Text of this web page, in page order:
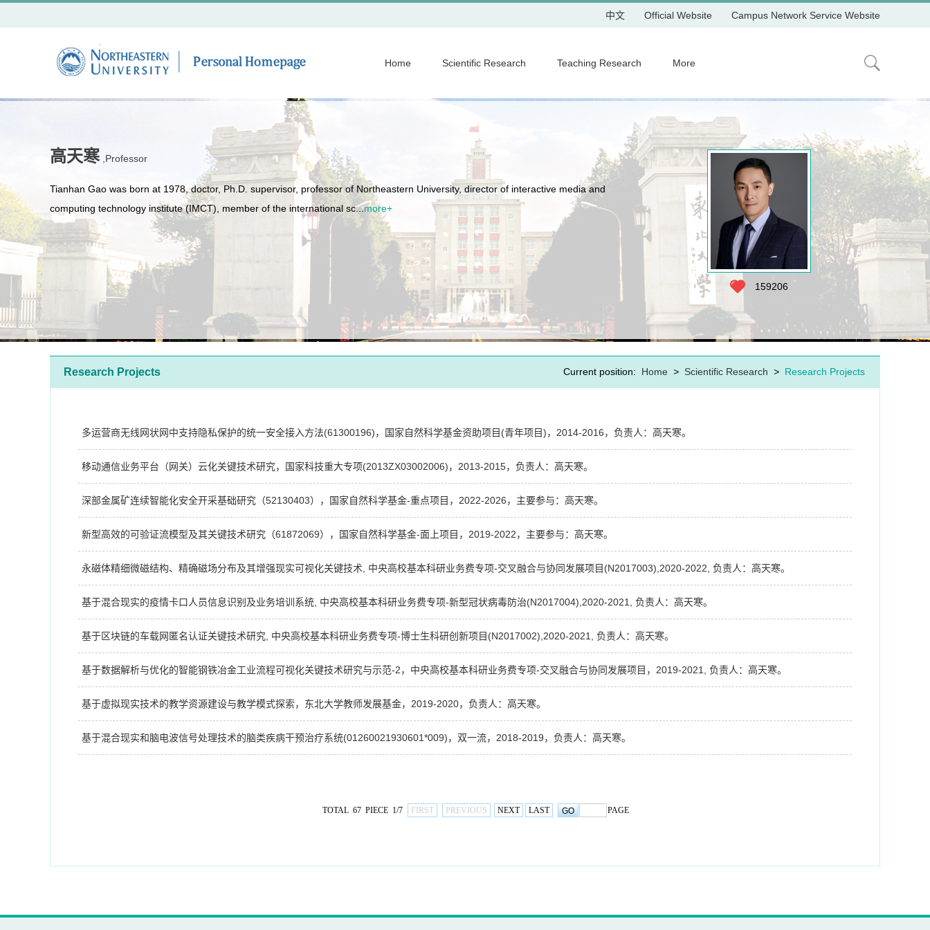
中文 Official Website Campus Network Service Website
Home Scientific Research Teaching Research More
高天寒 ,Professor
Tianhan Gao was born at 1978, doctor, Ph.D. supervisor, professor of Northeastern University, director of interactive media and
computing technology institute (IMCT), member of the international sc...more+
159206
Research Projects Current position: Home > Scientific Research > Research Projects
多运营商无线网状网中支持隐私保护的统一安全接入方法(61300196)，国家自然科学基金资助项目(青年项目)，2014-2016，负责人：高天寒。
移动通信业务平台（网关）云化关键技术研究，国家科技重大专项(2013ZX03002006)，2013-2015，负责人：高天寒。
深部金属矿连续智能化安全开采基础研究（52130403），国家自然科学基金-重点项目，2022-2026，主要参与：高天寒。
新型高效的可验证流模型及其关键技术研究（61872069），国家自然科学基金-面上项目，2019-2022，主要参与：高天寒。
永磁体精细微磁结构、精确磁场分布及其增强现实可视化关键技术, 中央高校基本科研业务费专项-交叉融合与协同发展项目(N2017003),2020-2022, 负责人：高天寒。
基于混合现实的疫情卡口人员信息识别及业务培训系统, 中央高校基本科研业务费专项-新型冠状病毒防治(N2017004),2020-2021, 负责人：高天寒。
基于区块链的车载网匿名认证关键技术研究, 中央高校基本科研业务费专项-博士生科研创新项目(N2017002),2020-2021, 负责人：高天寒。
基于数据解析与优化的智能钢铁冶金工业流程可视化关键技术研究与示范-2，中央高校基本科研业务费专项-交叉融合与协同发展项目，2019-2021, 负责人：高天寒。
基于虚拟现实技术的教学资源建设与教学模式探索，东北大学教师发展基金，2019-2020，负责人：高天寒。
基于混合现实和脑电波信号处理技术的脑类疾病干预治疗系统(01260021930601*009)，双一流，2018-2019，负责人：高天寒。
TOTAL 67 PIECE 1/7 FIRST PREVIOUS NEXT LAST PAGE